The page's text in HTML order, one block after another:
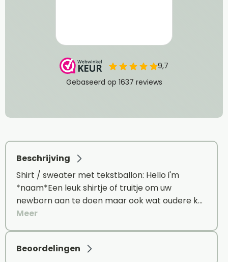
Beschrijving
Shirt / sweater met tekstballon: Hello i'm
*naam*Een leuk shirtje of truitje om uw
newborn aan te doen maar ook wat oudere k…
Meer
Beoordelingen